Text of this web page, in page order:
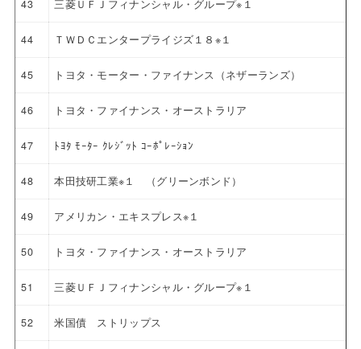
43 三菱ＵＦＪフィナンシャル・グループ※１
44 ＴＷＤＣエンタープライジズ１８※１
45 トヨタ・モーター・ファイナンス（ネザーランズ）
46 トヨタ・ファイナンス・オーストラリア
47 ﾄﾖﾀ ﾓｰﾀｰ ｸﾚｼﾞｯﾄ ｺｰﾎﾟﾚｰｼｮﾝ
48 本田技研工業※１ （グリーンボンド）
49 アメリカン・エキスプレス※１
50 トヨタ・ファイナンス・オーストラリア
51 三菱ＵＦＪフィナンシャル・グループ※１
52 米国債 ストリップス